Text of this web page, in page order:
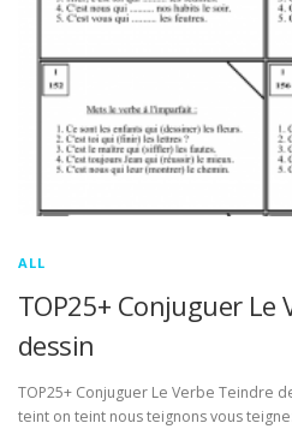
ALL
TOP25+ Conjuguer Le
dessin
TOP25+ Conjuguer Le Verbe Teindre
teint on teint nous teignons vous